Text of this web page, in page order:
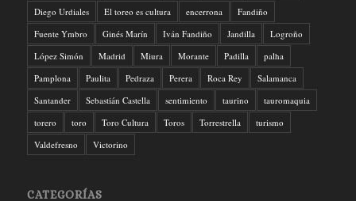
Diego Urdiales
El toreo es cultura encerrona
Fandiño
Fuente Ymbro
Ginés Marín Iván Fandiño Jandilla
Logroño
López Simón
Madrid Miura Morante Padilla
palha
Pamplona
Paulita Pedraza Perera Roca Rey
Salamanca
Santander
Sebastián Castella sentimiento taurino
tauromaquia
torero
toro Toro Cultura Toros Torrestrella
turismo
Valdefresno
Victorino
CATEGORÍAS